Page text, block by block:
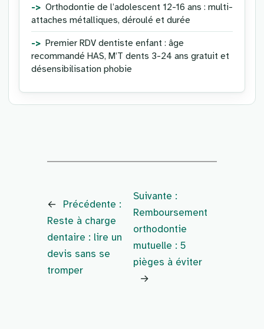
Orthodontie de l’adolescent 12-16 ans : multi-
attaches métalliques, déroulé et durée
Premier RDV dentiste enfant : âge
recommandé HAS, M’T dents 3-24 ans gratuit et
désensibilisation phobie
←
Précédente :
Reste à charge
dentaire : lire un
devis sans se
tromper
Suivante :
Remboursement
orthodontie
mutuelle : 5
pièges à éviter
→